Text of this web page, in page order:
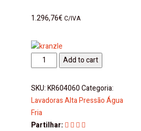
1.296,76€ C/IVA
Máquina
Lavar
Alta
Pressão
180
Bar
Add to cart
SKU:KR604060 Categoria:
Lavadoras Alta Pressão Água
Fria
Partilhar: